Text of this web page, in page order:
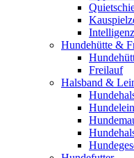
Hundehütte &
Freilauf
Halsband &